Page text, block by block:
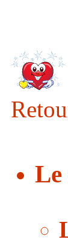
Le